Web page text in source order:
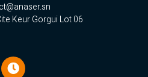
Keur Gorgui Lot 06